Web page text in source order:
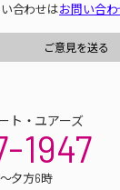
合わせはお問い合
ト・ユアーズ
1947
夕方6時